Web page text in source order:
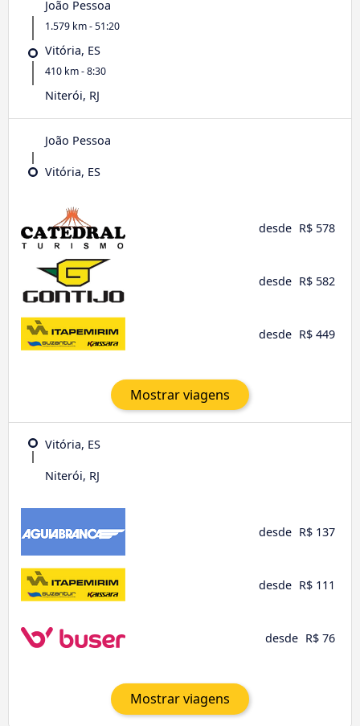
João Pessoa
1.579 km - 51:20
Vitória, ES
410 km - 8:30
Niterói, RJ
João Pessoa
Vitória, ES
desde R$ 578
desde R$ 582
desde R$ 449
Mostrar viagens
Vitória, ES
Niterói, RJ
desde R$ 137
desde R$ 111
desde R$ 76
Mostrar viagens